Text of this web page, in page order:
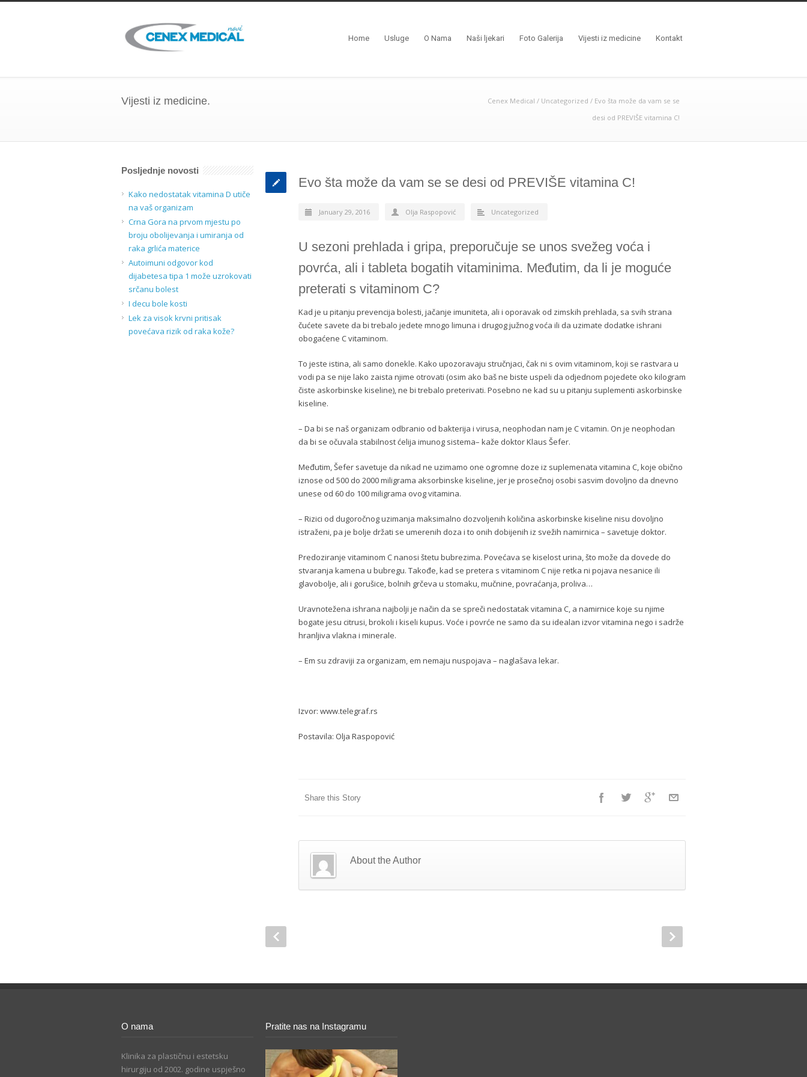
Home Usluge O Nama Naši ljekari Foto Galerija Vijesti iz medicine Kontakt
Vijesti iz medicine. Cenex Medical / Uncategorized / Evo šta može da vam se se
desi od PREVIŠE vitamina C!
Evo šta može da vam se se desi od PREVIŠE vitamina C!
January 29, 2016 Olja Raspopović Uncategorized
U sezoni prehlada i gripa, preporučuje se unos svežeg voća i
povrća, ali i tableta bogatih vitaminima. Međutim, da li je moguće
preterati s vitaminom C?
Kad je u pitanju prevencija bolesti, jačanje imuniteta, ali i oporavak od zimskih prehlada, sa svih strana
čućete savete da bi trebalo jedete mnogo limuna i drugog južnog voća ili da uzimate dodatke ishrani
obogaćene C vitaminom.
To jeste istina, ali samo donekle. Kako upozoravaju stručnjaci, čak ni s ovim vitaminom, koji se rastvara u
vodi pa se nije lako zaista njime otrovati (osim ako baš ne biste uspeli da odjednom pojedete oko kilogram
čiste askorbinske kiseline), ne bi trebalo preterivati. Posebno ne kad su u pitanju suplementi askorbinske
kiseline.
– Da bi se naš organizam odbranio od bakterija i virusa, neophodan nam je C vitamin. On je neophodan
da bi se očuvala stabilnost ćelija imunog sistema– kaže doktor Klaus Šefer.
Međutim, Šefer savetuje da nikad ne uzimamo one ogromne doze iz suplemenata vitamina C, koje obično
iznose od 500 do 2000 miligrama aksorbinske kiseline, jer je prosečnoj osobi sasvim dovoljno da dnevno
unese od 60 do 100 miligrama ovog vitamina.
– Rizici od dugoročnog uzimanja maksimalno dozvoljenih količina askorbinske kiseline nisu dovoljno
istraženi, pa je bolje držati se umerenih doza i to onih dobijenih iz svežih namirnica – savetuje doktor.
Predoziranje vitaminom C nanosi štetu bubrezima. Povećava se kiselost urina, što može da dovede do
stvaranja kamena u bubregu. Takođe, kad se pretera s vitaminom C nije retka ni pojava nesanice ili
glavobolje, ali i gorušice, bolnih grčeva u stomaku, mučnine, povraćanja, proliva…
Uravnotežena ishrana najbolji je način da se spreči nedostatak vitamina C, a namirnice koje su njime
bogate jesu citrusi, brokoli i kiseli kupus. Voće i povrće ne samo da su idealan izvor vitamina nego i sadrže
hranljiva vlakna i minerale.
– Em su zdraviji za organizam, em nemaju nuspojava – naglašava lekar.
Izvor: www.telegraf.rs
Postavila: Olja Raspopović
Share this Story
About the Author
Posljednje novosti
Kako nedostatak vitamina D utiče
na vaš organizam
Crna Gora na prvom mjestu po
broju obolijevanja i umiranja od
raka grlića materice
Autoimuni odgovor kod
dijabetesa tipa 1 može uzrokovati
srčanu bolest
I decu bole kosti
Lek za visok krvni pritisak
povećava rizik od raka kože?
O nama
Klinika za plastičnu i estetsku
hirurgiju od 2002. godine uspješno
Pratite nas na Instagramu